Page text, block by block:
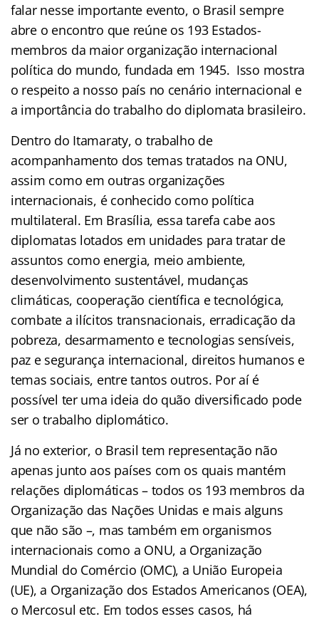
falar nesse importante evento, o Brasil sempre
abre o encontro que reúne os 193 Estados-
membros da maior organização internacional
política do mundo, fundada em 1945. Isso mostra
o respeito a nosso país no cenário internacional e
a importância do trabalho do diplomata brasileiro.
Dentro do Itamaraty, o trabalho de
acompanhamento dos temas tratados na ONU,
assim como em outras organizações
internacionais, é conhecido como política
multilateral. Em Brasília, essa tarefa cabe aos
diplomatas lotados em unidades para tratar de
assuntos como energia, meio ambiente,
desenvolvimento sustentável, mudanças
climáticas, cooperação científica e tecnológica,
combate a ilícitos transnacionais, erradicação da
pobreza, desarmamento e tecnologias sensíveis,
paz e segurança internacional, direitos humanos e
temas sociais, entre tantos outros. Por aí é
possível ter uma ideia do quão diversificado pode
ser o trabalho diplomático.
Já no exterior, o Brasil tem representação não
apenas junto aos países com os quais mantém
relações diplomáticas – todos os 193 membros da
Organização das Nações Unidas e mais alguns
que não são –, mas também em organismos
internacionais como a ONU, a Organização
Mundial do Comércio (OMC), a União Europeia
(UE), a Organização dos Estados Americanos (OEA),
o Mercosul etc. Em todos esses casos, há